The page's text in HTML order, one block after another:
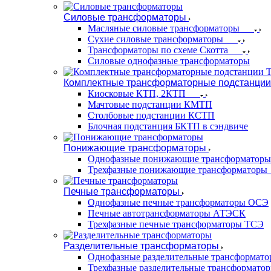
Силовые трансформаторы
Масляные силовые трансформаторы
Сухие силовые трансформаторы
Трансформаторы по схеме Скотта
Силовые однофазные трансформаторы
Комплектные трансформаторные
Киосковые КТП, 2КТП
Мачтовые подстанции КМТП
Столбовые подстанции КСТП
Блочная подстанция БКТП в сэндвиче
Понижающие трансформаторы
Однофазные понижающие трансформаторы
Трехфазные понижающие трансформаторы
Печные трансформаторы
Однофазные печные трансформаторы ОСЭ
Печные автотрансформаторы АТЭСК
Трехфазные печные трансформаторы ТСЭ
Разделительные трансформаторы
Однофазные разделительные
Трехфазные разделительные